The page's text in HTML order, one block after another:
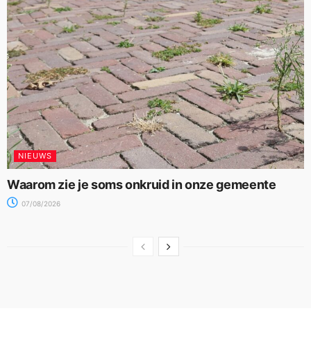
NIEUWS
Waarom zie je soms onkruid in onze gemeente
07/08/2026